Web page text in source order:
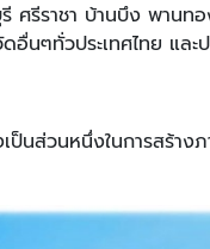
ศรีราชา บ้านบึง พาน
นๆทั่วประเทศไทย และป
นส่วนหนึ่งในการสร้า